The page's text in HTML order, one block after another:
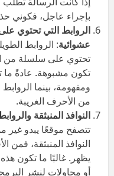
بإجراء عاجل، فكوني
الروابط التي تحتوي
عشوائية: الروابط
تحتوي على سلسلة من
تكون مشبوهة. عادةً ما
ومفهومة، بينما
من الأحرف الغريبة.
النوافذ المنبثقة
تتصفح موقعًا يبدو غير
النوافذ المنبثقة،
يظهر. غالبًا ما تكون
أو محاولات لنشر